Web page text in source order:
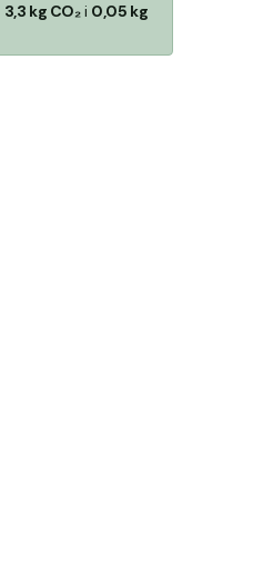
3,3 kg CO₂i 0,05 kg